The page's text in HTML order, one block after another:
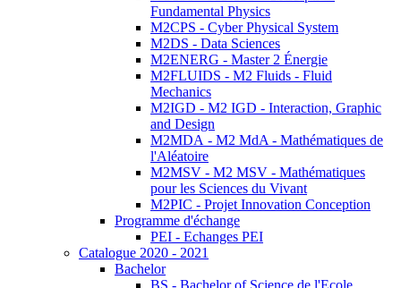
Fundamental Physics
M2CPS - Cyber Physical System
M2DS - Data Sciences
M2ENERG - Master 2 Énergie
M2FLUIDS - M2 Fluids - Fluid
Mechanics
M2IGD - M2 IGD - Interaction, Graphic
and Design
M2MDA - M2 MdA - Mathématiques de
l'Aléatoire
M2MSV - M2 MSV - Mathématiques
pour les Sciences du Vivant
M2PIC - Projet Innovation Conception
Programme d'échange
PEI - Echanges PEI
Catalogue 2020 - 2021
Bachelor
BS - Bachelor of Science de l'Ecole